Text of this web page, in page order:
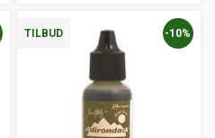
TILBUD -10%